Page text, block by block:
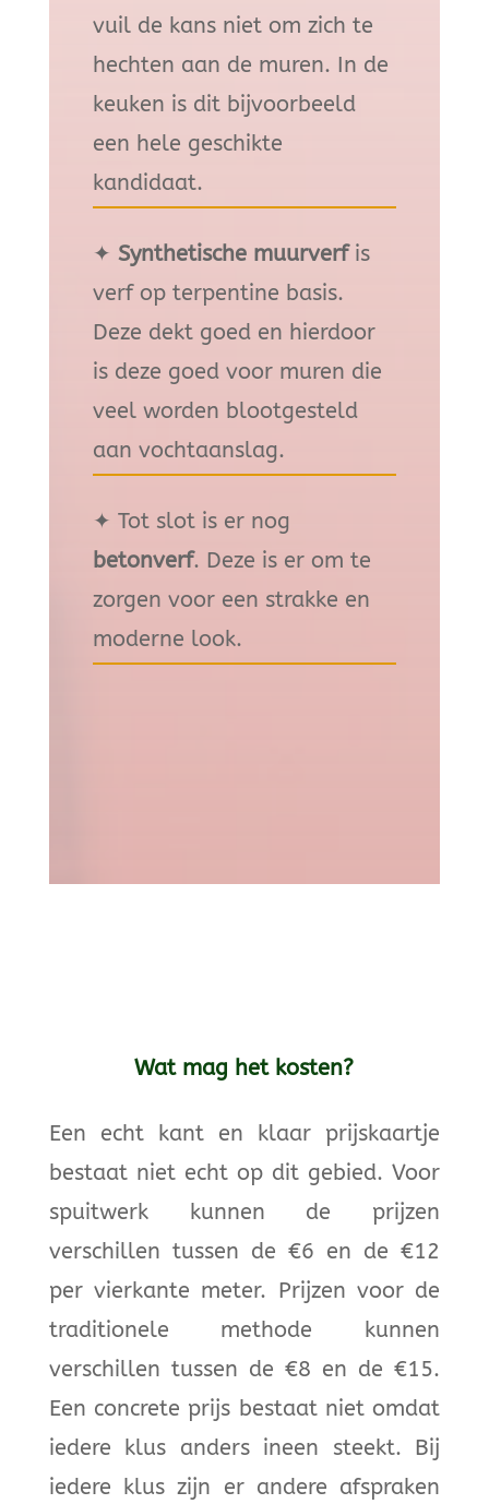
vuil de kans niet om zich te
hechten aan de muren. In de
keuken is dit bijvoorbeeld
een hele geschikte
kandidaat.
✦ Synthetische muurverfis
verf op terpentine basis.
Deze dekt goed en hierdoor
is deze goed voor muren die
veel worden blootgesteld
aan vochtaanslag.
✦ Tot slot is er nog
betonverf. Deze is er om te
zorgen voor een strakke en
moderne look.
Wat mag het kosten?
Een echt kant en klaar prijskaartje
bestaat niet echt op dit gebied. Voor
spuitwerk kunnen de prijzen
verschillen tussen de €6 en de €12
per vierkante meter. Prijzen voor de
traditionele methode kunnen
verschillen tussen de €8 en de €15.
Een concrete prijs bestaat niet omdat
iedere klus anders ineen steekt. Bij
iedere klus zijn er andere afspraken